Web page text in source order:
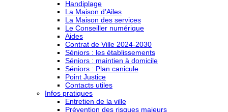
Handiplage
La Maison d’Ailes
La Maison des services
Le Conseiller numérique
Aides
Contrat de Ville 2024-2030
Séniors : les établissements
Séniors : maintien à domicile
Séniors : Plan canicule
Point Justice
Contacts utiles
Infos pratiques
Entretien de la ville
Prévention des risques majeurs